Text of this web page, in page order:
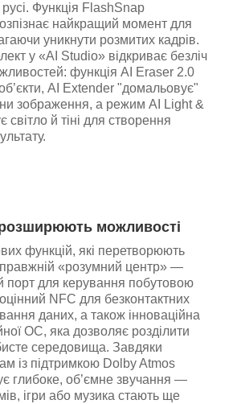
русі. Функція FlashSnap
найкращий момент для
уникнути розмитих кадрів.
у «AI Studio» відкриває безліч
функція AI Eraser 2.0
AI Extender "домальовує"
зображення, а режим AI Light &
світло й тіні для створення
можливості
функцій, які перетворюють
«розумний центр» —
порт для керування побутовою
NFC для безконтактних
даних, а також інноваційна
ОС, яка дозволяє розділити
середовища. Завдяки
із підтримкою Dolby Atmos
глибоке, об’ємне звучання —
ігри або музика стають ще